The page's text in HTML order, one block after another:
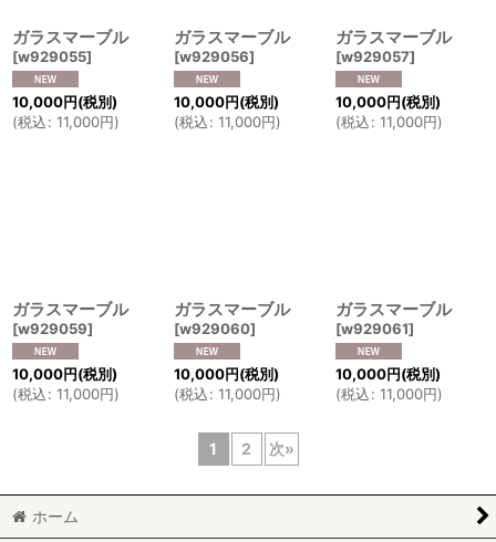
ガラスマーブル
[w929055]
10,000円(税別)
(税込: 11,000円)
ガラスマーブル
[w929056]
10,000円(税別)
(税込: 11,000円)
ガラスマーブル
[w929057]
10,000円(税別)
(税込: 11,000円)
ガラスマーブル
[w929059]
10,000円(税別)
(税込: 11,000円)
ガラスマーブル
[w929060]
10,000円(税別)
(税込: 11,000円)
ガラスマーブル
[w929061]
10,000円(税別)
(税込: 11,000円)
1 2 次»
ホーム